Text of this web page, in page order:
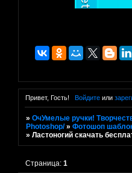
Привет, Гость! Войдитеили
»ОчУмелые ручки!
Photoshop/ »Фотошоп
»Ластоногий скачать
Страница:1